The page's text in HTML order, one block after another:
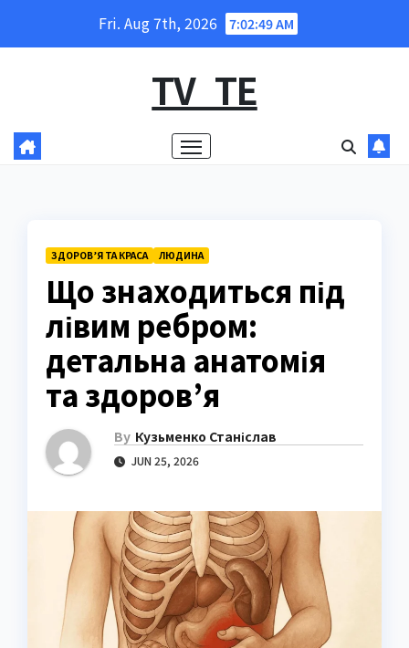
Fri. Aug 7th, 2026 7:02:50 AM
TV_TE
ЗДОРОВ’Я ТА КРАСА ЛЮДИНА
Що знаходиться під
лівим ребром:
детальна анатомія
та здоров’я
By Кузьменко Станіслав
JUN 25, 2026